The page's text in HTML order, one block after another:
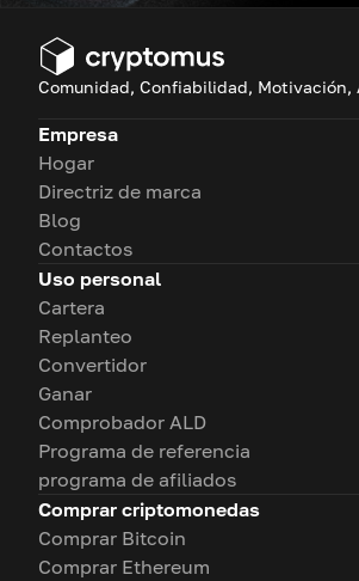
Comunidad, Confiabilidad, Motivación,
Empresa
Hogar
Directriz de marca
Blog
Contactos
Uso personal
Cartera
Replanteo
Convertidor
Ganar
Comprobador ALD
Programa de referencia
programa de afiliados
Comprar criptomonedas
Comprar Bitcoin
Comprar Ethereum